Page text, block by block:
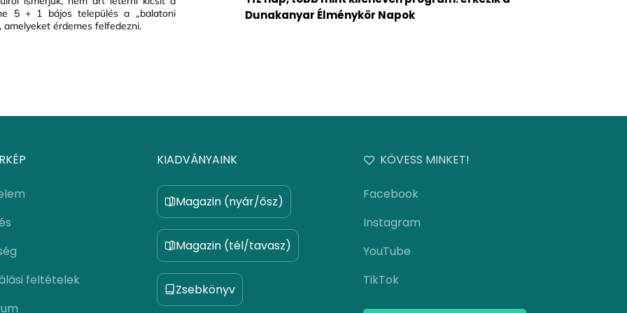
5 + 1 bájos település a „balatoni
amelyeket érdemes felfedezni.
Dunakanyar Élménykör Napok
feltételek
KIADVÁNYAINK
Magazin (nyár/ősz)
Magazin (tél/tavasz)
Zsebkönyv
KÖVESS MINKET!
Facebook
Instagram
YouTube
TikTok